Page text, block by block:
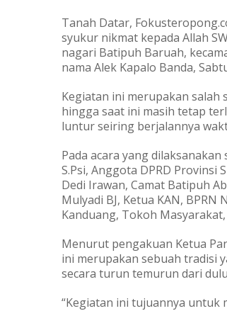
Tanah Datar,
syukur nikmat kepada Allah
nagari Batipuh Baruah,
nama Alek Kapalo Banda,
Kegiatan ini merupakan
hingga saat ini masih tetap
luntur seiring berjalannya
Pada acara yang
S.Psi, Anggota DPRD Provinsi
Dedi Irawan, Camat Batipuh
Mulyadi BJ, Ketua KAN,
Kanduang, Tokoh
Menurut pengakuan Ketua
ini merupakan sebuah tradisi
secara turun temurun dari
“Kegiatan ini tujuannya untuk